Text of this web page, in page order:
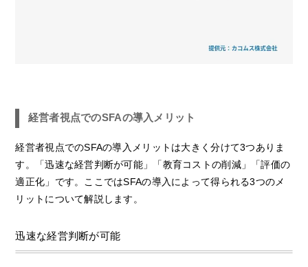
経営者視点でのSFAの導入メリット
経営者視点でのSFAの導入メリットは大きく分けて3つありま
す。「迅速な経営判断が可能」「教育コストの削減」「評価の
適正化」です。ここではSFAの導入によって得られる3つのメ
リットについて解説します。
迅速な経営判断が可能